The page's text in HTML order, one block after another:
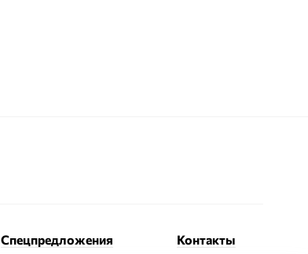
Спецпредложения Контакты